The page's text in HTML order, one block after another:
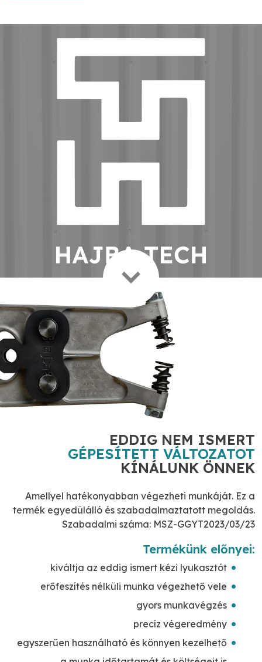
EDDIG NEM ISMERT
GÉPESÍTETT VÁLTOZATOT
KÍNÁLUNK ÖNNEK
Amellyel hatékonyabban végezheti munkáját. Ez a
termék egyedülálló és szabadalmaztatott megoldás.
Szabadalmi száma: MSZ-GGYT2023/03/23
Termékünk előnyei:
kiváltja az eddig ismert kézi lyukasztót
erőfeszítés nélküli munka végezhető vele
gyors munkavégzés
precíz végeredmény
egyszerűen használható és könnyen kezelhető